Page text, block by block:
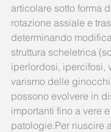
articolare sotto forma
rotazione assiale e
determinando
struttura scheletrica
iperlordosi, ipercifosi,
varismo delle
possono evolvere in
importanti fino a vere
patologie.Per riuscire